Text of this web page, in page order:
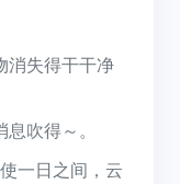
消失得干干净
吹得～。
一日之间，云